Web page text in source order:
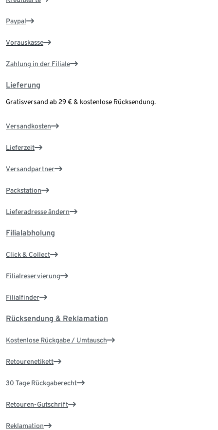
Paypal
Vorauskasse
Zahlung in der Filiale
Lieferung
Gratisversand ab 29 € & kostenlose Rücksendung.
Versandkosten
Lieferzeit
Versandpartner
Packstation
Lieferadresse ändern
Filialabholung
Click & Collect
Filialreservierung
Filialfinder
Rücksendung & Reklamation
Kostenlose Rückgabe / Umtausch
Retourenetikett
30 Tage Rückgaberecht
Retouren-Gutschrift
Reklamation